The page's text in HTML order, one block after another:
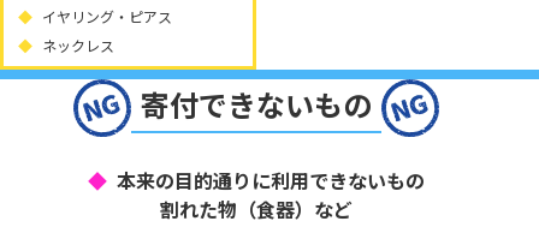
イヤリング・ピアス
ネックレス
寄付できないもの
本来の目的通りに利用できないもの
割れた物（食器）など